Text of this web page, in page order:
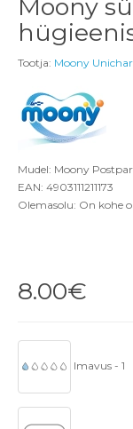
Moony
Tootja: Moony
Mudel: Moony
EAN: 4903111211173
Olemasolu: On kohe
8.00€
Imavus - 1